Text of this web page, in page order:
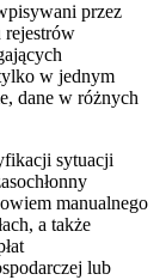
przez
rejestrów
w jednym
dane w różnych
sytuacji
manualnego
a także
lub